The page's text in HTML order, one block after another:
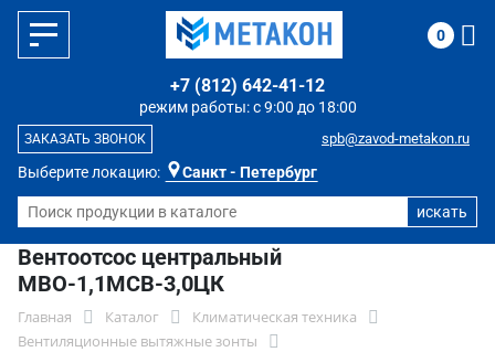
Выберите локацию: Санкт - Петербург
режим работы: с 9:00 до 18:00
+7 (812) 642-41-12
spb@zavod-metakon.ru
ЗАКАЗАТЬ ЗВОНОК
0
Вентоотсос центральный
МВО-1,1МСВ-3,0ЦК
Главная Каталог
Климатическая техника
Вентиляционные вытяжные зонты